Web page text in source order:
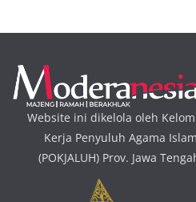
Website ini dikelola oleh
Kerja Penyuluh Agama Islam
(POKJALUH) Prov. Jawa